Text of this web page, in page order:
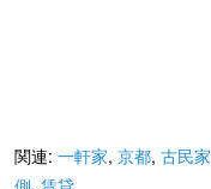
関連: 一軒家, 京都, 古民家